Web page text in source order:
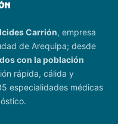
Carrión, empresa
de Arequipa; desde
con la población
rápida, cálida y
especialidades médicas